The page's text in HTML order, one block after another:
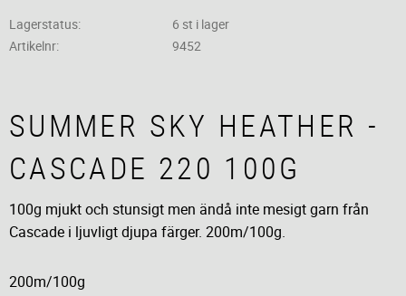
Lagerstatus
6 st i lager
Artikelnr
9452
SUMMER SKY HEATHER -
CASCADE 220 100G
100g mjukt och stunsigt men ändå inte mesigt garn från
Cascade i ljuvligt djupa färger. 200m/100g.
200m/100g